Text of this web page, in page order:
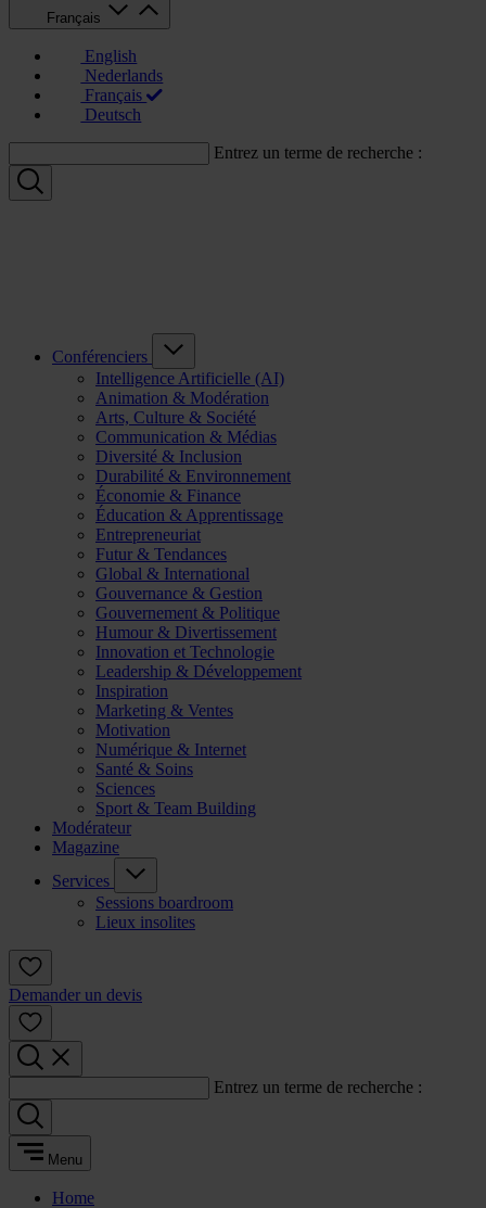
Français
English
Nederlands
Français
Deutsch
Entrez un terme de recherche :
Conférenciers
Intelligence Artificielle (AI)
Animation & Modération
Arts, Culture & Société
Communication & Médias
Diversité & Inclusion
Durabilité & Environnement
Économie & Finance
Éducation & Apprentissage
Entrepreneuriat
Futur & Tendances
Global & International
Gouvernance & Gestion
Gouvernement & Politique
Humour & Divertissement
Innovation et Technologie
Leadership & Développement
Inspiration
Marketing & Ventes
Motivation
Numérique & Internet
Santé & Soins
Sciences
Sport & Team Building
Modérateur
Magazine
Services
Sessions boardroom
Lieux insolites
Demander un devis
Entrez un terme de recherche :
Menu
Home